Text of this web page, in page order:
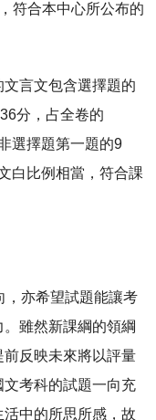
符合本中心所公布的
言文包含選擇題的
分，占全卷的
選擇題第一題的9
白比例相當，符合課
，亦希望試題能讓考
雖然新課綱的領綱
反映未來將以評量
考科的試題一向充
中的所思所感，故